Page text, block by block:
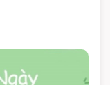
lịch đi chơi, mua